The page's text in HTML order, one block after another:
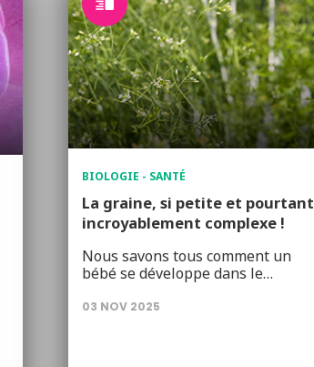
BIOLOGIE - SANTÉ
La graine, si petite et pourtant
incroyablement complexe !
Nous savons tous comment un
bébé se développe dans le…
03 NOV 2025